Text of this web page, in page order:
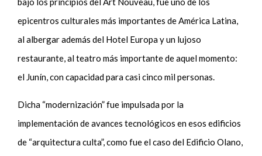
epicentros culturales más importantes de América Latina,
al albergar además del Hotel Europa y un lujoso
restaurante, al teatro más importante de aquel momento:
el Junín, con capacidad para casi cinco mil personas.
Dicha “modernización” fue impulsada por la
implementación de avances tecnológicos en esos edificios
de “arquitectura culta”, como fue el caso del Edificio Olano,